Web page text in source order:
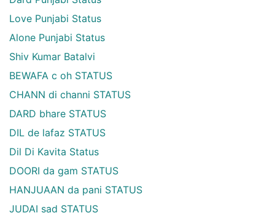
Love Punjabi Status
Alone Punjabi Status
Shiv Kumar Batalvi
BEWAFA c oh STATUS
CHANN di channi STATUS
DARD bhare STATUS
DIL de lafaz STATUS
Dil Di Kavita Status
DOORI da gam STATUS
HANJUAAN da pani STATUS
JUDAI sad STATUS